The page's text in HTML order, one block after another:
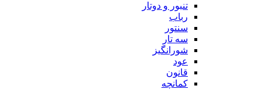
تنبور و دوتار
رباب
سنتور
سه تار
شورانگیز
عود
قانون
کمانچه